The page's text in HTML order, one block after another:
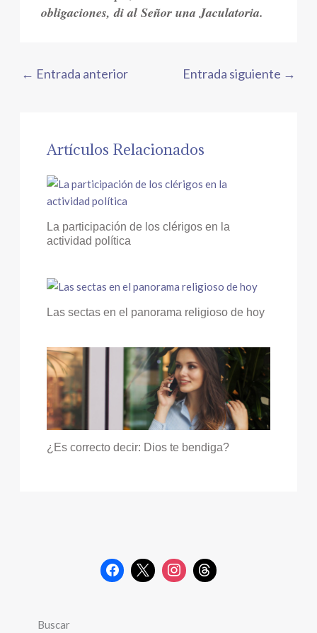
obligaciones, di al Señor una Jaculatoria.
← Entrada anterior Entrada siguiente →
Artículos Relacionados
La participación de los clérigos en la
actividad política
Las sectas en el panorama religioso de hoy
¿Es correcto decir: Dios te bendiga?
Buscar